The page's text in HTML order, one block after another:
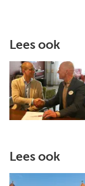
Lees ook
Lees ook